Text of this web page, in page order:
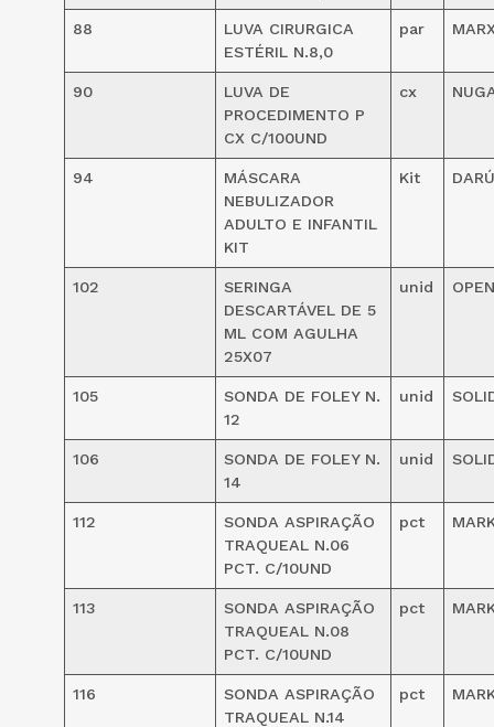
88
LUVA CIRURGICA
ESTÉRIL N.8,0
par
90
LUVA DE
PROCEDIMENTO P
CX C/100UND
cx
94
MÁSCARA
NEBULIZADOR
ADULTO E INFANTIL
KIT
Kit
102
SERINGA
DESCARTÁVEL DE 5
ML COM AGULHA
25X07
unid
105
SONDA DE FOLEY N.
12
unid
106
SONDA DE FOLEY N.
14
unid
112
SONDA ASPIRAÇÃO
TRAQUEAL N.06
PCT. C/10UND
pct
113
SONDA ASPIRAÇÃO
TRAQUEAL N.08
PCT. C/10UND
pct
116
SONDA ASPIRAÇÃO
TRAQUEAL N.14
pct